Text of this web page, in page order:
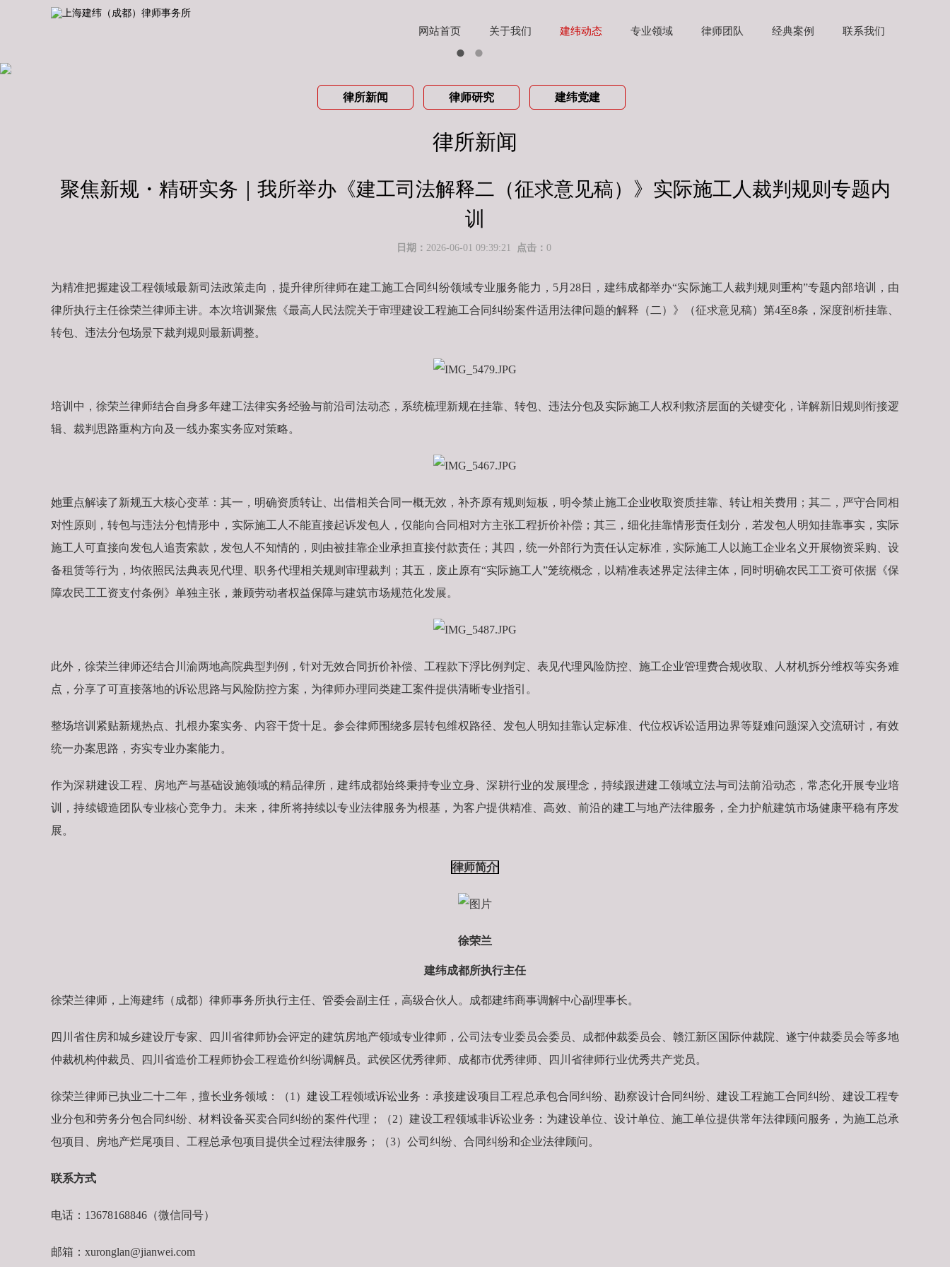
网站首页 关于我们 建纬动态 专业领域 律师团队 经典案例 联系我们
律所新闻 律师研究 建纬党建
律所新闻
聚焦新规・精研实务｜我所举办《建工司法解释二（征求意见稿）》实际施工人裁判规则专题内
训
日期： 2026-06-01 09:39:21 点击： 0
为精准把握建设工程领域最新司法政策走向，提升律所律师在建工施工合同纠纷领域专业服务能力，5月28日，建纬成都举办“实际施工人裁判规则重构”专题内部培训，由
律所执行主任徐荣兰律师主讲。本次培训聚焦《最高人民法院关于审理建设工程施工合同纠纷案件适用法律问题的解释（二）》（征求意见稿）第4至8条，深度剖析挂靠、
转包、违法分包场景下裁判规则最新调整。
培训中，徐荣兰律师结合自身多年建工法律实务经验与前沿司法动态，系统梳理新规在挂靠、转包、违法分包及实际施工人权利救济层面的关键变化，详解新旧规则衔接逻
辑、裁判思路重构方向及一线办案实务应对策略。
她重点解读了新规五大核心变革：其一，明确资质转让、出借相关合同一概无效，补齐原有规则短板，明令禁止施工企业收取资质挂靠、转让相关费用；其二，严守合同相
对性原则，转包与违法分包情形中，实际施工人不能直接起诉发包人，仅能向合同相对方主张工程折价补偿；其三，细化挂靠情形责任划分，若发包人明知挂靠事实，实际
施工人可直接向发包人追责索款，发包人不知情的，则由被挂靠企业承担直接付款责任；其四，统一外部行为责任认定标准，实际施工人以施工企业名义开展物资采购、设
备租赁等行为，均依照民法典表见代理、职务代理相关规则审理裁判；其五，废止原有“实际施工人”笼统概念，以精准表述界定法律主体，同时明确农民工工资可依据《保
障农民工工资支付条例》单独主张，兼顾劳动者权益保障与建筑市场规范化发展。
此外，徐荣兰律师还结合川渝两地高院典型判例，针对无效合同折价补偿、工程款下浮比例判定、表见代理风险防控、施工企业管理费合规收取、人材机拆分维权等实务难
点，分享了可直接落地的诉讼思路与风险防控方案，为律师办理同类建工案件提供清晰专业指引。
整场培训紧贴新规热点、扎根办案实务、内容干货十足。参会律师围绕多层转包维权路径、发包人明知挂靠认定标准、代位权诉讼适用边界等疑难问题深入交流研讨，有效
统一办案思路，夯实专业办案能力。
作为深耕建设工程、房地产与基础设施领域的精品律所，建纬成都始终秉持专业立身、深耕行业的发展理念，持续跟进建工领域立法与司法前沿动态，常态化开展专业培
训，持续锻造团队专业核心竞争力。未来，律所将持续以专业法律服务为根基，为客户提供精准、高效、前沿的建工与地产法律服务，全力护航建筑市场健康平稳有序发
展。
律师简介
徐荣兰
建纬成都所执行主任
徐荣兰律师，上海建纬（成都）律师事务所执行主任、管委会副主任，高级合伙人。成都建纬商事调解中心副理事长。
四川省住房和城乡建设厅专家、四川省律师协会评定的建筑房地产领域专业律师，公司法专业委员会委员、成都仲裁委员会、赣江新区国际仲裁院、遂宁仲裁委员会等多地
仲裁机构仲裁员、四川省造价工程师协会工程造价纠纷调解员。武侯区优秀律师、成都市优秀律师、四川省律师行业优秀共产党员。
徐荣兰律师已执业二十二年，擅长业务领域：（1）建设工程领域诉讼业务：承接建设项目工程总承包合同纠纷、勘察设计合同纠纷、建设工程施工合同纠纷、建设工程专
业分包和劳务分包合同纠纷、材料设备买卖合同纠纷的案件代理；（2）建设工程领域非诉讼业务：为建设单位、设计单位、施工单位提供常年法律顾问服务，为施工总承
包项目、房地产烂尾项目、工程总承包项目提供全过程法律服务；（3）公司纠纷、合同纠纷和企业法律顾问。
联系方式
电话：13678168846（微信同号）
邮箱：xuronglan@jianwei.com